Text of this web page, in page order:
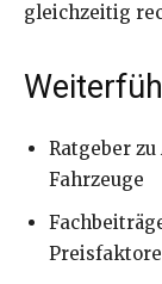
gleichzeitig
Ratgeber
Fahrzeuge